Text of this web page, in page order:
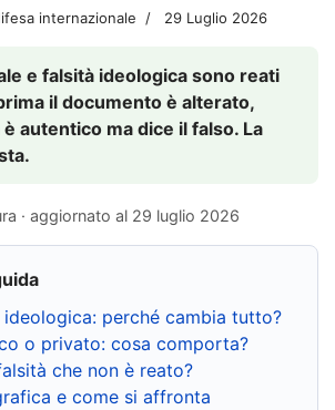
internazionale 29 Luglio 2026
e falsità ideologica sono reati
il documento è alterato,
autentico ma dice il falso. La
· aggiornato al 29 luglio 2026
ideologica: perché cambia tutto?
o privato: cosa comporta?
che non è reato?
e come si affronta